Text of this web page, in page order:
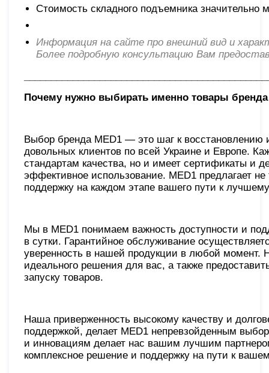
Стоимость складного подъемника
Информация на сайте про внешний вид и
Более подробную консультацию Вам
Почему нужно выбирать именно товары
Выбор бренда MED1 — это шаг к
довольных клиентов по всей Украине и Европе.
стандартам качества, но и имеет сертификаты и
эффективное использование. MED1 предлагает
поддержку на каждом этапе вашего пути к
Мы в MED1 понимаем важность доступности и
в сутки. Гарантийное обслуживание
уверенность в нашей продукции в любой момент.
идеального решения для вас, а также
запуску товаров.
Наша приверженность высокому качеству и
поддержкой, делает MED1 непревзойденным
и инновациям делает нас вашим лучшим
комплексное решение и поддержку на пути к